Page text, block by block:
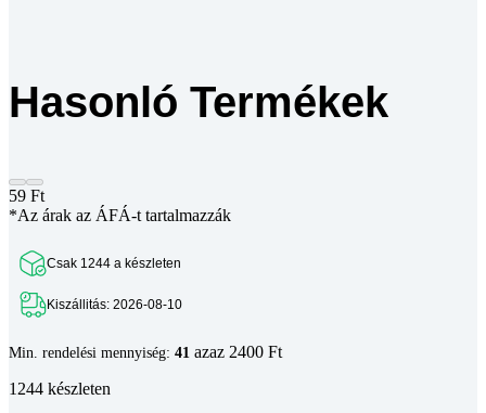
Hasonló Termékek
59 Ft
*Az árak az ÁFÁ-t tartalmazzák
Csak 1244 a készleten
Kiszállitás: 2026-08-10
Min. rendelési mennyiség: 41 azaz 2400 Ft
1244 készleten